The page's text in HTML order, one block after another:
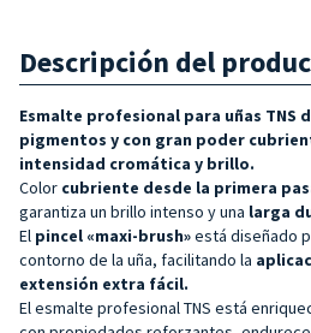
Descripción del
Esmalte profesional para uñas TNS
pigmentos y con gran poder
intensidad cromática y brillo.
Color cubriente desde la primera
garantiza un brillo intenso y una larga
El pincel «maxi-brush»está diseñado
contorno de la uña, facilitando la
extensión extra fácil.
El esmalte profesional TNS está